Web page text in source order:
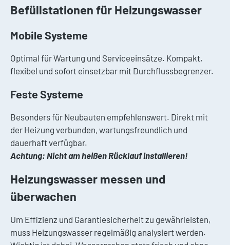
Befüllstationen für Heizungswasser
Mobile Systeme
Optimal für Wartung und Serviceeinsätze. Kompakt,
flexibel und sofort einsetzbar mit Durchflussbegrenzer.
Feste Systeme
Besonders für Neubauten empfehlenswert. Direkt mit
der Heizung verbunden, wartungsfreundlich und
dauerhaft verfügbar.
Achtung: Nicht am heißen Rücklauf installieren!
Heizungswasser messen und
überwachen
Um Effizienz und Garantiesicherheit zu gewährleisten,
muss Heizungswasser regelmäßig analysiert werden.